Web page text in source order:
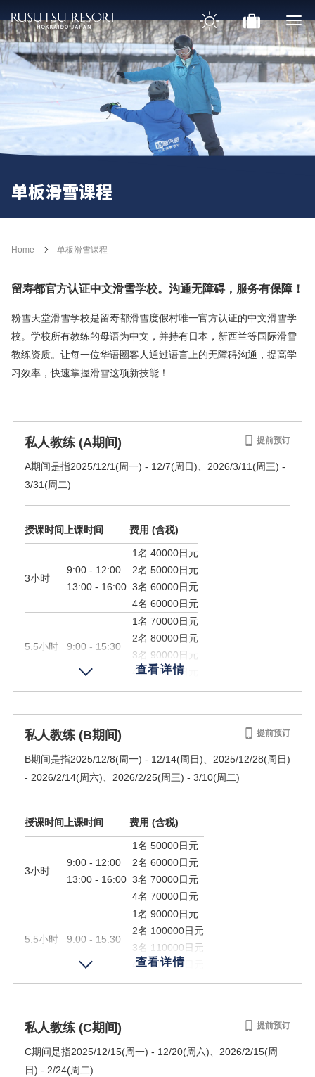
单板滑雪课程
Home 单板滑雪课程
留寿都官方认证中文滑雪学校。沟通无障碍，服务有保障！
粉雪天堂滑雪学校是留寿都滑雪度假村唯一官方认证的中文滑雪学
校。学校所有教练的母语为中文，并持有日本，新西兰等国际滑雪
教练资质。让每一位华语圈客人通过语言上的无障碍沟通，提高学
习效率，快速掌握滑雪这项新技能！
私人教练 (A期间) 提前预订
A期间是指2025/12/1(周一) - 12/7(周日)、2026/3/11(周三) -
3/31(周二)
授课时间 上课时间 费用 (含税)
3小时
9:00 - 12:00
13:00 - 16:00
1名 40000日元
2名 50000日元
3名 60000日元
4名 60000日元
5.5小时 9:00 - 15:30
1名 70000日元
2名 80000日元
3名 90000日元
4名 90000日元
预订
私人教练 (B期间) 提前预订
B期间是指2025/12/8(周一) - 12/14(周日)、2025/12/28(周日)
- 2026/2/14(周六)、2026/2/25(周三) - 3/10(周二)
授课时间 上课时间 费用 (含税)
3小时
9:00 - 12:00
13:00 - 16:00
1名 50000日元
2名 60000日元
3名 70000日元
4名 70000日元
5.5小时 9:00 - 15:30
1名 90000日元
2名 100000日元
3名 110000日元
4名 110000日元
预订
私人教练 (C期间) 提前预订
C期间是指2025/12/15(周一) - 12/20(周六)、2026/2/15(周
日) - 2/24(周二)